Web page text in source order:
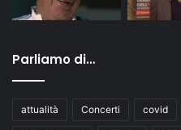
Parliamo di…
attualità Concerti covid